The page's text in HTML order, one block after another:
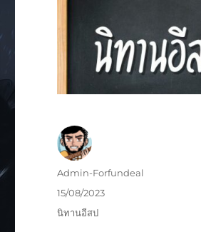
Admin-Forfundeal
15/08/2023
นิทานอีสป